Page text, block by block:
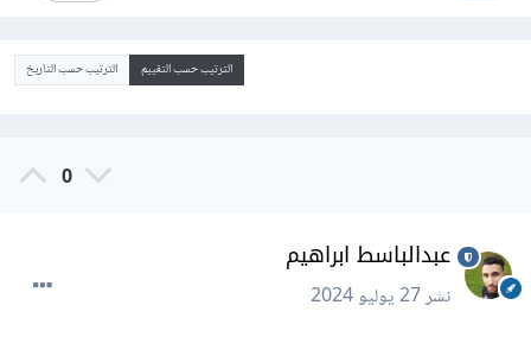
الترتيب حسب التقييم الترتيب حسب التاريخ
0
عبدالباسط ابراهيم
نشر27 يوليو 2024